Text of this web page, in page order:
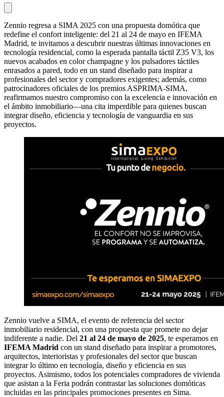
Zennio regresa a SIMA 2025 con una propuesta domótica que
redefine el confort inteligente: del 21 al 24 de mayo en IFEMA
Madrid, te invitamos a descubrir nuestras últimas innovaciones en
tecnología residencial, como la esperada pantalla táctil Z35 V3, los
nuevos acabados en color champagne y los pulsadores táctiles
enrasados a pared, todo en un stand diseñado para inspirar a
profesionales del sector y compradores exigentes; además, como
patrocinadores oficiales de los premios ASPRIMA-SIMA,
reafirmamos nuestro compromiso con la excelencia e innovación en
el ámbito inmobiliario—una cita imperdible para quienes buscan
integrar diseño, eficiencia y tecnología de vanguardia en sus
proyectos.
Zennio vuelve a SIMA, el evento de referencia del sector
inmobiliario residencial, con una propuesta que promete no dejar
indiferente a nadie. Del 21 al 24 de mayo de 2025, te esperamos en
IFEMA Madrid con un stand diseñado para inspirar a promotores,
arquitectos, interioristas y profesionales del sector que buscan
integrar lo último en tecnología, diseño y eficiencia en sus
proyectos. Asimismo, todos los potenciales compradores de vivienda
que asistan a la Feria podrán contrastar las soluciones domóticas
incluidas en las principales promociones presentes en Sima.